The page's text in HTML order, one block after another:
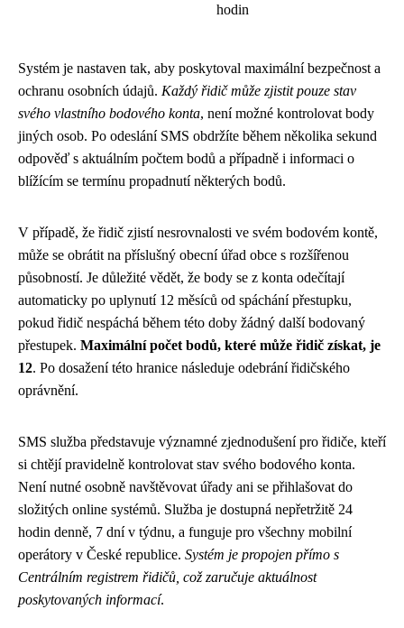
hodin
Systém je nastaven tak, aby poskytoval maximální bezpečnost a
ochranu osobních údajů. Každý řidič může zjistit pouze stav
svého vlastního bodového konta, není možné kontrolovat body
jiných osob. Po odeslání SMS obdržíte během několika sekund
odpověď s aktuálním počtem bodů a případně i informaci o
blížícím se termínu propadnutí některých bodů.
V případě, že řidič zjistí nesrovnalosti ve svém bodovém kontě,
může se obrátit na příslušný obecní úřad obce s rozšířenou
působností. Je důležité vědět, že body se z konta odečítají
automaticky po uplynutí 12 měsíců od spáchání přestupku,
pokud řidič nespáchá během této doby žádný další bodovaný
přestupek. Maximální počet bodů, které může řidič získat, je
12. Po dosažení této hranice následuje odebrání řidičského
oprávnění.
SMS služba představuje významné zjednodušení pro řidiče, kteří
si chtějí pravidelně kontrolovat stav svého bodového konta.
Není nutné osobně navštěvovat úřady ani se přihlašovat do
složitých online systémů. Služba je dostupná nepřetržitě 24
hodin denně, 7 dní v týdnu, a funguje pro všechny mobilní
operátory v České republice. Systém je propojen přímo s
Centrálním registrem řidičů, což zaručuje aktuálnost
poskytovaných informací.